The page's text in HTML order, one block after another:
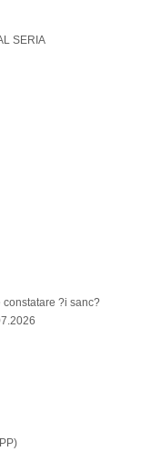
SERIA
?i sanc?